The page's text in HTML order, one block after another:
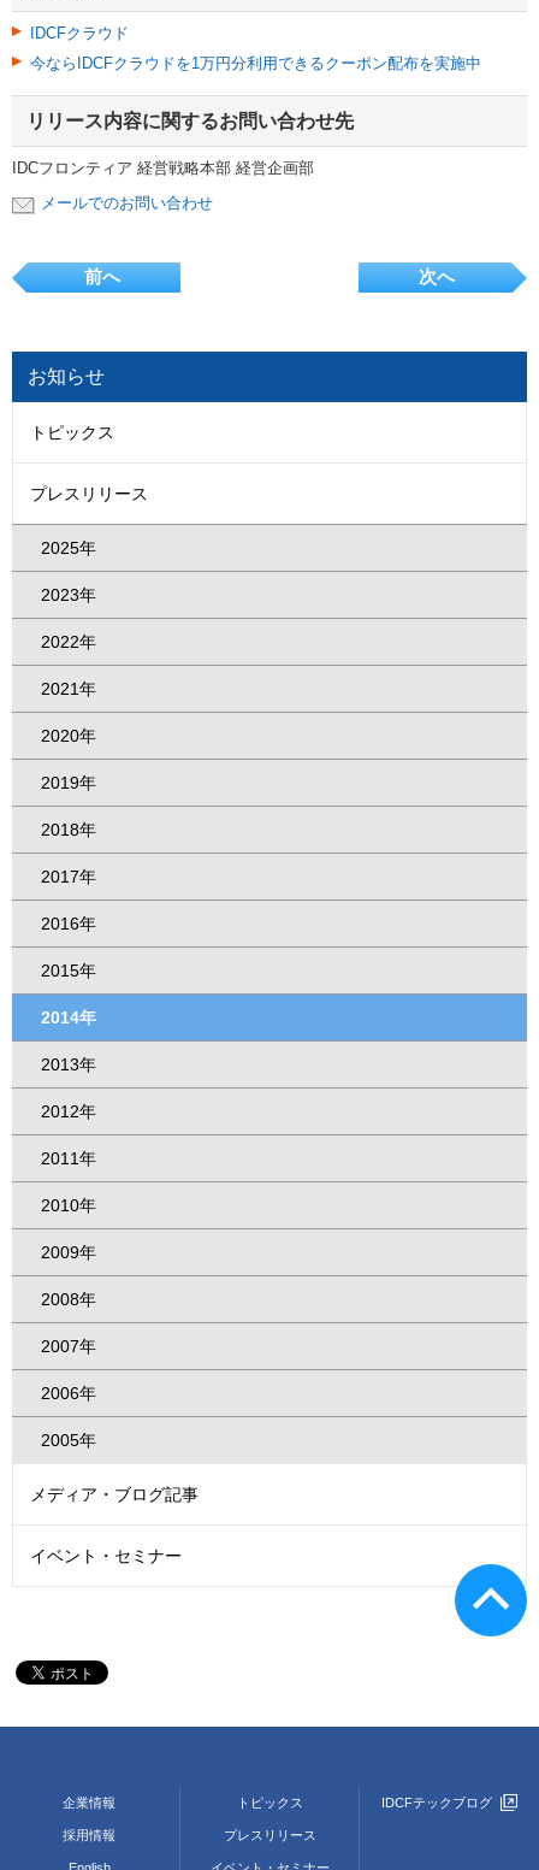
IDCFクラウド
今ならIDCFクラウドを1万円分利用できるクーポン配布を実施中
リリース内容に関するお問い合わせ先
IDCフロンティア 経営戦略本部 経営企画部
メールでのお問い合わせ
前へ 次へ
お知らせ
トピックス
プレスリリース
2025年
2023年
2022年
2021年
2020年
2019年
2018年
2017年
2016年
2015年
2014年
2013年
2012年
2011年
2010年
2009年
2008年
2007年
2006年
2005年
メディア・ブログ記事
イベント・セミナー
企業情報
採用情報
トピックス
プレスリリース
IDCFテックブログ